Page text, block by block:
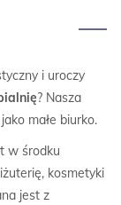
i uroczy
? Nasza
małe biurko.
w środku
kosmetyki
jest z